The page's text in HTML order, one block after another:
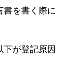
書を書く際に
が登記原因